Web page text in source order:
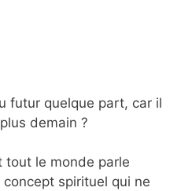
futur quelque part, car il
demain ?
tout le monde parle
concept spirituel qui ne